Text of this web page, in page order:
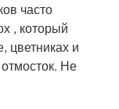
часто
, который
цветниках и
Не